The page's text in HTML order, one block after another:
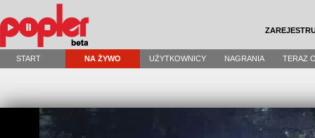
START NA ŻYWO UŻYTKOWNICY NAGRANIA TERAZ